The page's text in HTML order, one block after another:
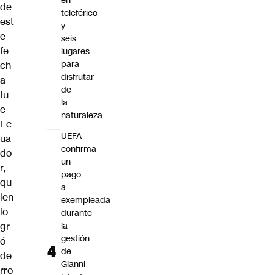
de
est
e
fe
ch
a
fu
e
Ec
ua
do
r,
qu
ien
lo
gr
ó
de
rro
teleférico
y
seis
lugares
para
disfrutar
de
la
naturaleza
UEFA
confirma
un
pago
a
exempleada
durante
la
gestión
de
Gianni